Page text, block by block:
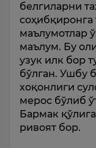
белги­ларни
маълумотлар
маълум. Бу
узук илк бор
бўлган. Ушбу
хоқонлиги
мерос бўлиб
Бармак
ривоят бор.